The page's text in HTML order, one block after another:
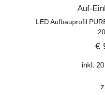
Auf-
LED Aufbauprofil
€
inkl.